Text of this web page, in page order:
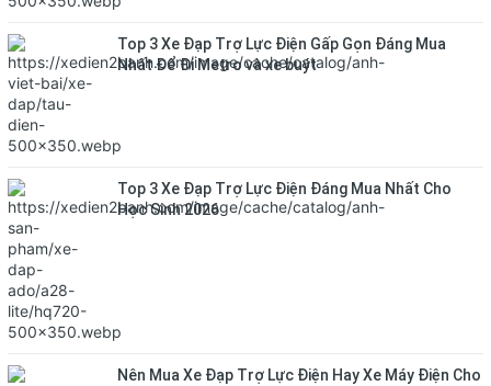
Top 3 Xe Đạp Trợ Lực Điện Gấp Gọn Đáng Mua
Nhất Để Đi Metro và xe buýt
Top 3 Xe Đạp Trợ Lực Điện Đáng Mua Nhất Cho
Học Sinh 2026
Nên Mua Xe Đạp Trợ Lực Điện Hay Xe Máy Điện Cho